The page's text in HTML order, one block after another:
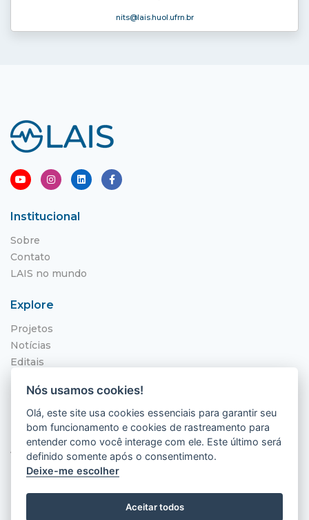
nits@lais.huol.ufrn.br
Institucional
Sobre
Contato
LAIS no mundo
Explore
Projetos
Notícias
Editais
Localização
Hospital Universitário Onofre Lopes - HUOL
Av. Nilo Peçanha, 620 - Petrópolis
Natal - RN, 59012-300
Nós usamos cookies!
Olá, este site usa cookies essenciais para garantir seu
bom funcionamento e cookies de rastreamento para
entender como você interage com ele. Este último será
definido somente após o consentimento.
Deixe-me escolher
Aceitar todos